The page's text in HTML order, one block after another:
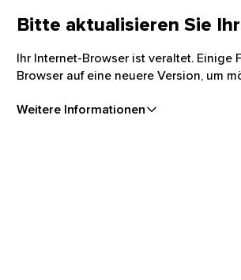
Bitte aktualisieren Sie
Ihr Internet-Browser ist veraltet. Einige
Browser auf eine neuere Version, um
Weitere Informationen